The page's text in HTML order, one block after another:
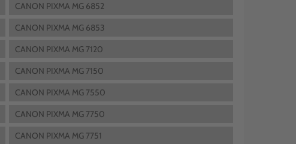
CANON PIXMA MG 6852
CANON PIXMA MG 6853
CANON PIXMA MG 7120
CANON PIXMA MG 7150
CANON PIXMA MG 7550
CANON PIXMA MG 7750
CANON PIXMA MG 7751